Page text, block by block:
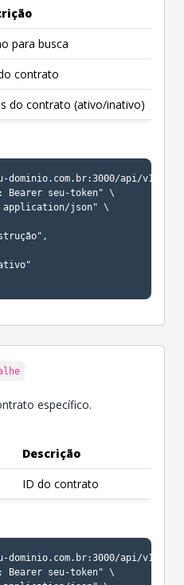
para busca
contrato
do contrato (ativo/inativo)
dominio.com.br:3000/api/v1/
Bearer seu-token" \
json" \
específico.
Descrição
ID do contrato
dominio.com.br:3000/api/v1/
Bearer seu-token" \